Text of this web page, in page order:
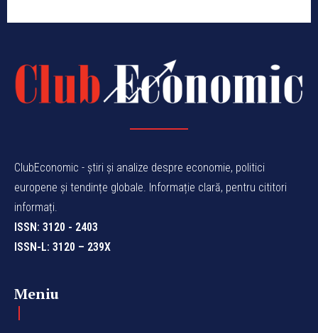
ClubEconomic - știri și analize despre economie, politici
europene și tendințe globale. Informație clară, pentru cititori
informați.
ISSN: 3120 - 2403
ISSN-L: 3120 – 239X
Meniu